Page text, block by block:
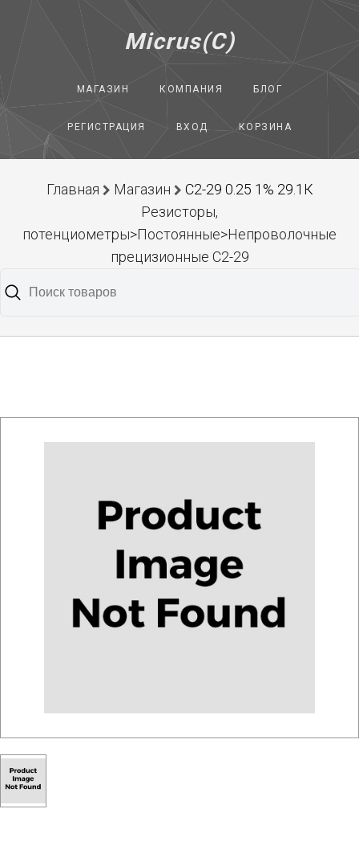
Micrus(C)
МАГАЗИН КОМПАНИЯ БЛОГ
РЕГИСТРАЦИЯ ВХОД КОРЗИНА
Главная Магазин
С2-29 0.25 1% 29.1К
Резисторы,
потенциометры>Постоянные>Непроволочные
прецизионные С2-29